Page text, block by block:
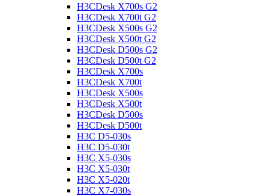
H3CDesk X700s G2
H3CDesk X700t G2
H3CDesk X500s G2
H3CDesk X500t G2
H3CDesk D500s G2
H3CDesk D500t G2
H3CDesk X700s
H3CDesk X700t
H3CDesk X500s
H3CDesk X500t
H3CDesk D500s
H3CDesk D500t
H3C D5-030s
H3C D5-030t
H3C X5-030s
H3C X5-030t
H3C X5-020t
H3C X7-030s